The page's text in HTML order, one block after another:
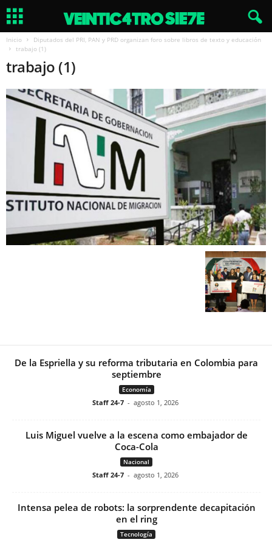
Inicio
Diputados del PRI, PAN y PRD organizan foro sobre libros de texto y educación
trabajo (1)
trabajo (1)
De la Espriella y su reforma tributaria en Colombia para
septiembre
Economía
Staff 24-7 - agosto 1, 2026
Luis Miguel vuelve a la escena como embajador de
Coca-Cola
Nacional
Staff 24-7 - agosto 1, 2026
Intensa pelea de robots: la sorprendente decapitación
en el ring
Tecnología